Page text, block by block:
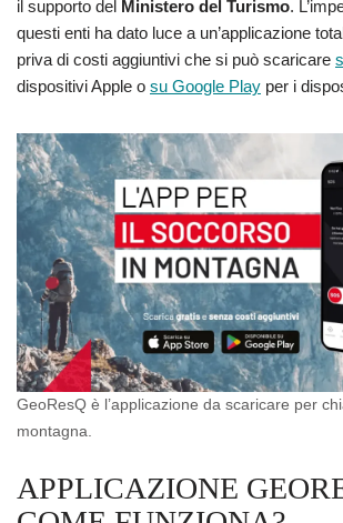
il supporto del Ministero del Turismo.
questi enti ha dato luce a un’applicazione
priva di costi aggiuntivi che si può scaricare
dispositivi Apple o su Google Play per i
GeoResQ è l’applicazione da scaricare per
montagna.
APPLICAZIONE